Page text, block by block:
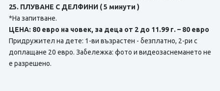
25. ПЛУВАНЕ С ДЕЛФИНИ ( 5 минути )
*На запитване.
ЦЕНА: 80 евро на човек, за деца от 2 до 11.99 г. – 80 евро
Придружител на дете: 1-ви възрастен - безплатно, 2-ри с
доплащане 20 евро. Забележка: фото и видеозаснемането не
е разрешено.